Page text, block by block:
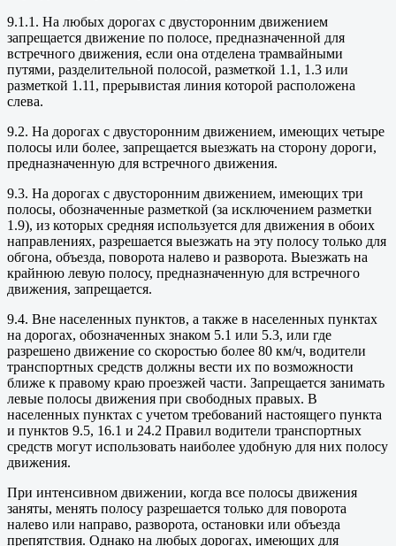
9.1.1. На любых дорогах с двусторонним движением
запрещается движение по полосе, предназначенной для
встречного движения, если она отделена трамвайными
путями, разделительной полосой, разметкой 1.1, 1.3 или
разметкой 1.11, прерывистая линия которой расположена
слева.
9.2. На дорогах с двусторонним движением, имеющих четыре
полосы или более, запрещается выезжать на сторону дороги,
предназначенную для встречного движения.
9.3. На дорогах с двусторонним движением, имеющих три
полосы, обозначенные разметкой (за исключением разметки
1.9), из которых средняя используется для движения в обоих
направлениях, разрешается выезжать на эту полосу только для
обгона, объезда, поворота налево и разворота. Выезжать на
крайнюю левую полосу, предназначенную для встречного
движения, запрещается.
9.4. Вне населенных пунктов, а также в населенных пунктах
на дорогах, обозначенных знаком 5.1 или 5.3, или где
разрешено движение со скоростью более 80 км/ч, водители
транспортных средств должны вести их по возможности
ближе к правому краю проезжей части. Запрещается занимать
левые полосы движения при свободных правых. В
населенных пунктах с учетом требований настоящего пункта
и пунктов 9.5, 16.1 и 24.2 Правил водители транспортных
средств могут использовать наиболее удобную для них полосу
движения.
При интенсивном движении, когда все полосы движения
заняты, менять полосу разрешается только для поворота
налево или направо, разворота, остановки или объезда
препятствия. Однако на любых дорогах, имеющих для